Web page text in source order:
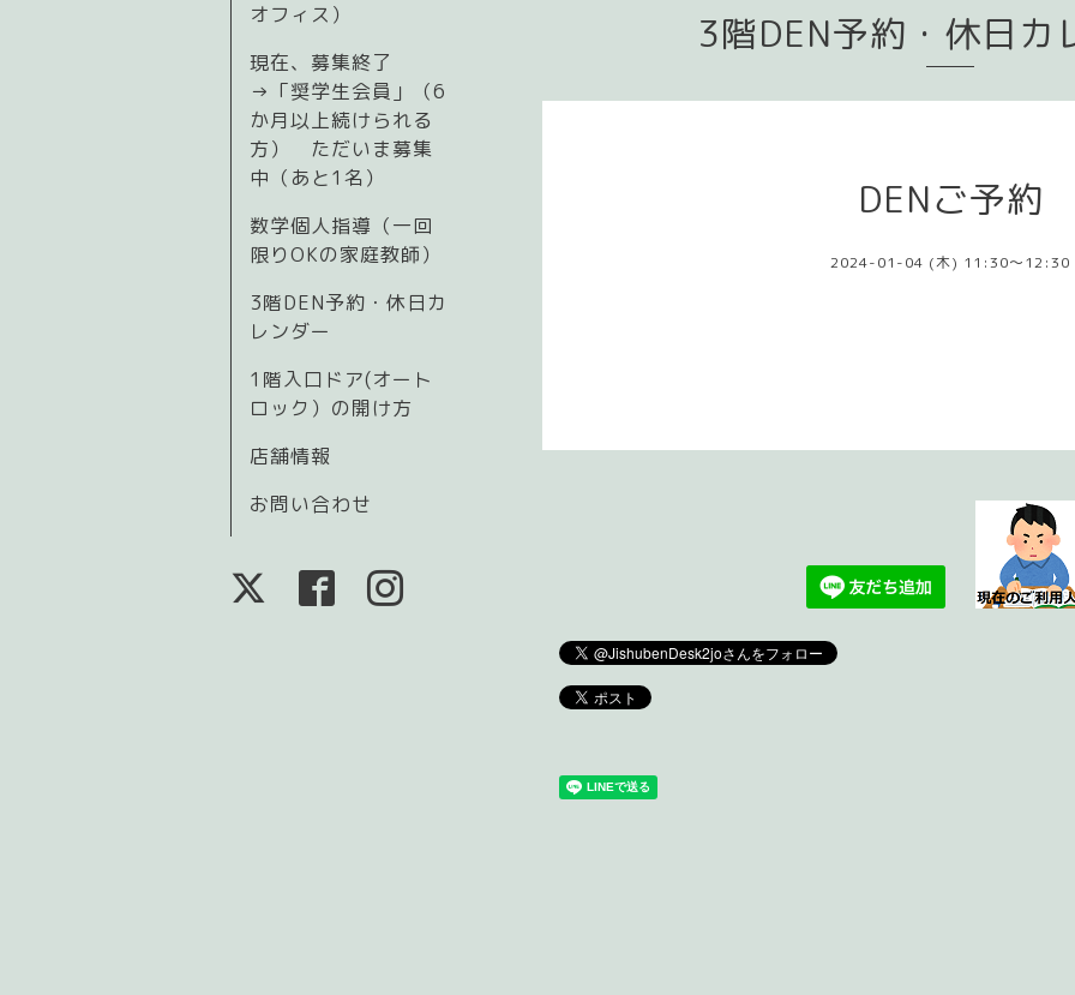
オフィス）
現在、募集終了
→「奨学生会員」（6
か月以上続けられる
方） ただいま募集
中（あと1名）
数学個人指導（一回
限りOKの家庭教師）
3階DEN予約・休日カ
レンダー
1階入口ドア(オート
ロック）の開け方
店舗情報
お問い合わせ
3階DEN予約・休日カ
DENご予約
2024-01-04 (木) 11:30～12:30